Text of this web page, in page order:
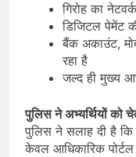
गिरोह का
डिजिटल पेमेंट
बैंक अकाउंट,
रहा है
जल्द ही मुख्य
पुलिस ने अभ्यर्थियों को
पुलिस ने सलाह दी है कि
केवल आधिकारिक